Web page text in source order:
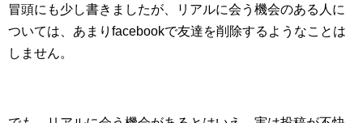
冒頭にも少し書きましたが、リアルに会う機会のある人に
ついては、あまりfacebookで友達を削除するようなことは
しません。